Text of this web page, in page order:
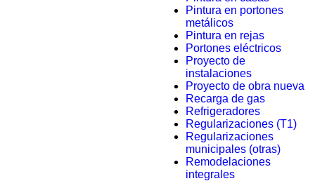
Pintura en portones
metálicos
Pintura en rejas
Portones eléctricos
Proyecto de
instalaciones
Proyecto de obra nueva
Recarga de gas
Refrigeradores
Regularizaciones (T1)
Regularizaciones
municipales (otras)
Remodelaciones
integrales